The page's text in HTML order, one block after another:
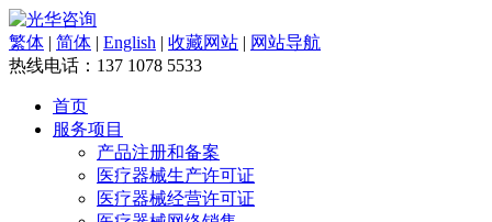
繁体 | 简体 | English | 收藏网站 | 网站导航
热线电话： 137 1078 5533
首页
服务项目
产品注册和备案
医疗器械生产许可证
医疗器械经营许可证